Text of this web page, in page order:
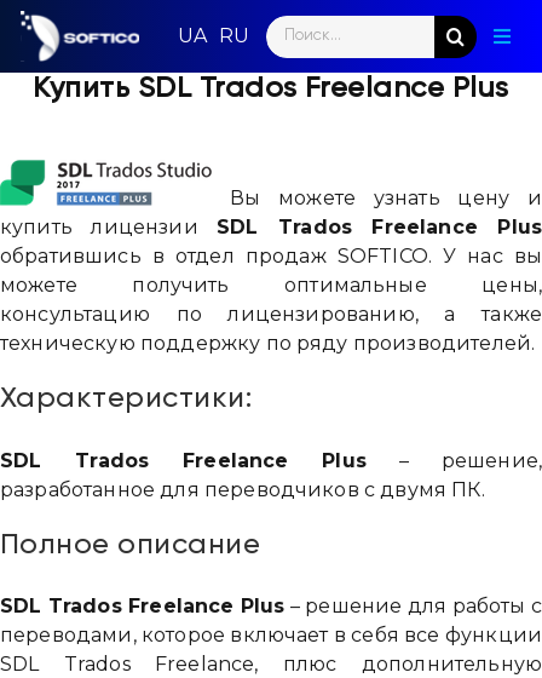
Skip
content
Search
for:
Купить SDL Trados Freelance Plus
Вы можете узнать цену и
купить лицензии SDL Trados Freelance Plus
обратившись в отдел продаж SOFTICO. У нас вы
можете получить оптимальные цены,
консультацию по лицензированию, а также
техническую поддержку по ряду производителей.
Характеристики:
SDL Trados Freelance Plus– решение,
разработанное для переводчиков с двумя ПК.
Полное описание
SDL Trados Freelance Plus – решение для работы с
переводами, которое включает в себя все функции
SDL Trados Freelance, плюс дополнительную